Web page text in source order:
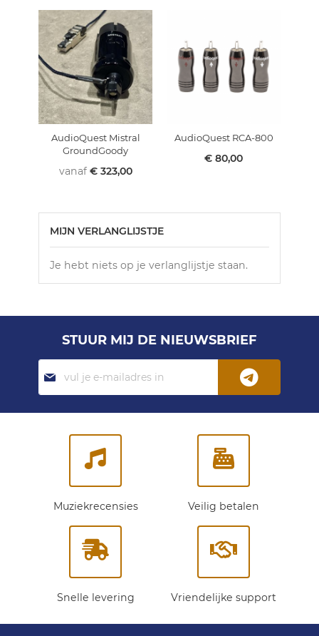
AudioQuest Mistral
GroundGoody
vanaf € 323,00
AudioQuest RCA-800
€ 80,00
MIJN VERLANGLIJSTJE
Je hebt niets op je verlanglijstje staan.
STUUR MIJ DE NIEUWSBRIEF
je
op
Muziekrecensies Veilig betalen
Snelle levering Vriendelijke support